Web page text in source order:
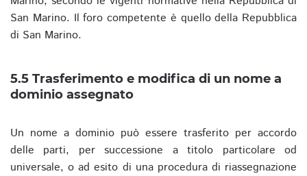
San Marino. Il foro competente è quello della Repubblica
di San Marino.
5.5 Trasferimento e modifica di un nome a
dominio assegnato
Un nome a dominio può essere trasferito per accordo
delle parti, per successione a titolo particolare od
universale, o ad esito di una procedura di riassegnazione